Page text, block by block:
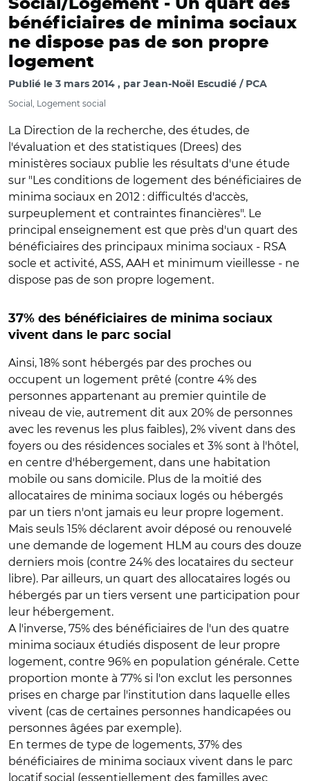
Social/Logement - Un quart des
bénéficiaires de minima sociaux
ne dispose pas de son propre
logement
Publié le 3 mars 2014 par Jean-Noël Escudié / PCA
Social, Logement social
La Direction de la recherche, des études, de
l'évaluation et des statistiques (Drees) des
ministères sociaux publie les résultats d'une étude
sur "Les conditions de logement des bénéficiaires de
minima sociaux en 2012 : difficultés d'accès,
surpeuplement et contraintes financières". Le
principal enseignement est que près d'un quart des
bénéficiaires des principaux minima sociaux - RSA
socle et activité, ASS, AAH et minimum vieillesse - ne
dispose pas de son propre logement.
37% des bénéficiaires de minima sociaux
vivent dans le parc social
Ainsi, 18% sont hébergés par des proches ou
occupent un logement prêté (contre 4% des
personnes appartenant au premier quintile de
niveau de vie, autrement dit aux 20% de personnes
avec les revenus les plus faibles), 2% vivent dans des
foyers ou des résidences sociales et 3% sont à l'hôtel,
en centre d'hébergement, dans une habitation
mobile ou sans domicile. Plus de la moitié des
allocataires de minima sociaux logés ou hébergés
par un tiers n'ont jamais eu leur propre logement.
Mais seuls 15% déclarent avoir déposé ou renouvelé
une demande de logement HLM au cours des douze
derniers mois (contre 24% des locataires du secteur
libre). Par ailleurs, un quart des allocataires logés ou
hébergés par un tiers versent une participation pour
leur hébergement.
A l'inverse, 75% des bénéficiaires de l'un des quatre
minima sociaux étudiés disposent de leur propre
logement, contre 96% en population générale. Cette
proportion monte à 77% si l'on exclut les personnes
prises en charge par l'institution dans laquelle elles
vivent (cas de certaines personnes handicapées ou
personnes âgées par exemple).
En termes de type de logements, 37% des
bénéficiaires de minima sociaux vivent dans le parc
locatif social (essentiellement des familles avec